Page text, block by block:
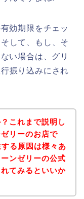
効期限をチェッ
して、もし、そ
い場合は、グリ
振り込みにされ
これまで説明し
リーのお店で
る原因は様々あ
ンゼリーの公式
てみるといいか